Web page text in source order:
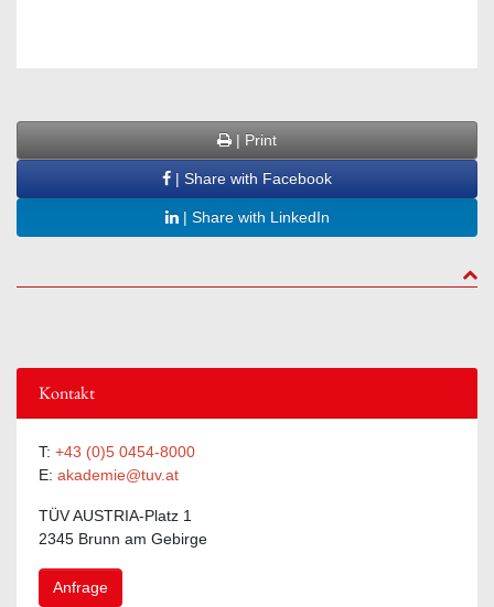
| Print
| Share with Facebook
| Share with LinkedIn
to
Kontakt
T: +43 (0)5 0454-8000
E: akademie@tuv.at
TÜV AUSTRIA-Platz 1
2345 Brunn am Gebirge
Anfrage